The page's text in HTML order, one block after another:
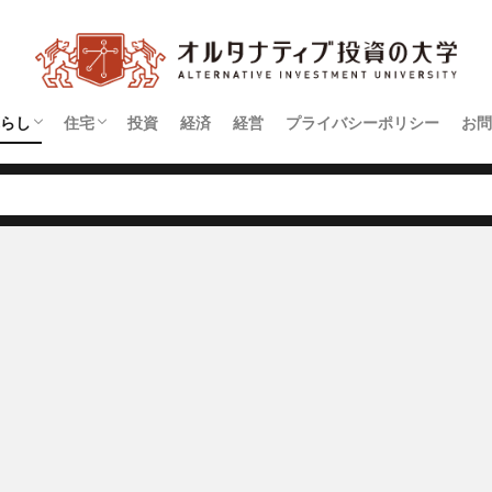
し
約
住宅
アパート
マンション
投資 経済 経営 プライバシーポリシー お